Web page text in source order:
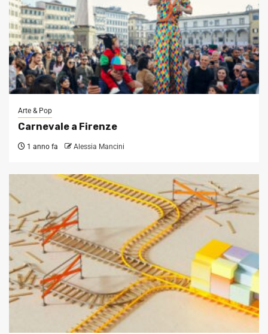
Arte & Pop
Carnevale a Firenze
1 anno fa Alessia Mancini